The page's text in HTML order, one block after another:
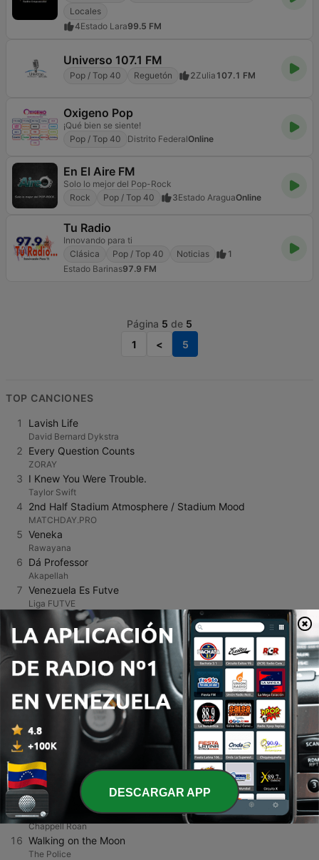
Locales
4Estado Lara99.5 FM
Universo 107.1 FM
Pop / Top 40 Reguetón 2Zulia 107.1 FM
Oxigeno Pop
¡Qué bien se siente!
Pop / Top 40
Distrito FederalOnline
En El Aire FM
Solo lo mejor del Pop-Rock
Rock
Pop / Top 40 3Estado AraguaOnline
Tu Radio
Innovando para ti
Clásica
Pop / Top 40 Noticias
1
Estado Barinas97.9 FM
Página 5 de 5
1
< 5
TOP CANCIONES
1 Lavish Life
David Bernard Dykstra
2 Every Question Counts
ZORAY
3 I Knew You Were Trouble.
Taylor Swift
4 2nd Half Stadium Atmosphere / Stadium Mood
MATCHDAY.PRO
5 Veneka
Rawayana
6 Dá Professor
Akapellah
7 Venezuela Es Futve
Liga FUTVE
The Rush
Ultra Naté
9 Rush On Me
Silva Bumpa
10 Fm 101.9
11 Eres una en un Millón
12 Pink Pony Club
Chappell Roan
Ronald Borjas
14 The Devil Wears Pink
Motion Picture Ending
15 Meantime
Chappell Roan
16 Walking on the Moon
The Police
DESCARGAR APP